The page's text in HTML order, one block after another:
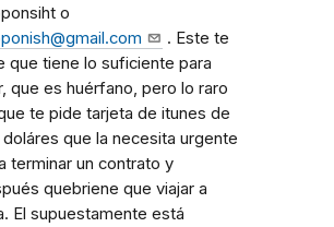
o
. Este te
que tiene lo suficiente para
que es huérfano, pero lo raro
te pide tarjeta de itunes de
doláres que la necesita urgente
terminar un contrato y
quebriene que viajar a
El supuestamente está